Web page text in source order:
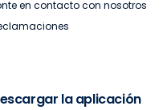
en contacto con nosotros
la aplicación